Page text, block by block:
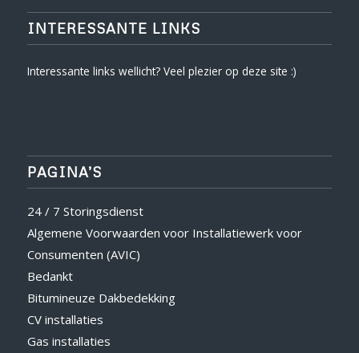
INTERESSANTE LINKS
Interessante links wellicht? Veel plezier op deze site :)
PAGINA’S
24 / 7 Storingsdienst
Algemene Voorwaarden voor Installatiewerk voor
Consumenten (AVIC)
Bedankt
Bitumineuze Dakbedekking
CV installaties
Gas installaties